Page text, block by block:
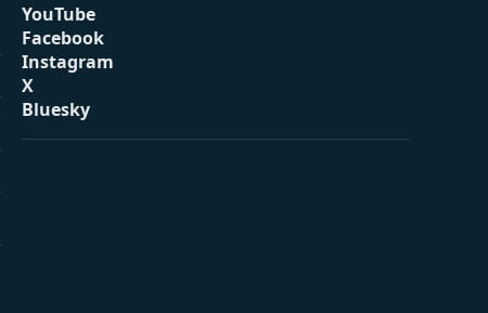
YouTube
Facebook
Instagram
X
Bluesky